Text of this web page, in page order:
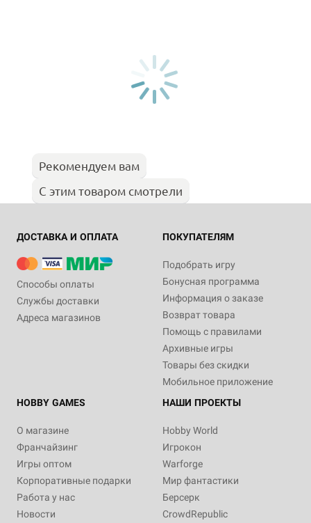
Рекомендуем вам
С этим товаром смотрели
ДОСТАВКА И ОПЛАТА
Способы оплаты
Службы доставки
Адреса магазинов
ПОКУПАТЕЛЯМ
Подобрать игру
Бонусная программа
Информация о заказе
Возврат товара
Помощь с правилами
Архивные игры
Товары без скидки
Мобильное приложение
HOBBY GAMES
О магазине
Франчайзинг
Игры оптом
Корпоративные подарки
Работа у нас
Новости
НАШИ ПРОЕКТЫ
Hobby World
Игрокон
Warforge
Мир фантастики
Берсерк
CrowdRepublic